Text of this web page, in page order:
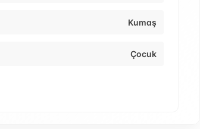
Kumaş
Çocuk